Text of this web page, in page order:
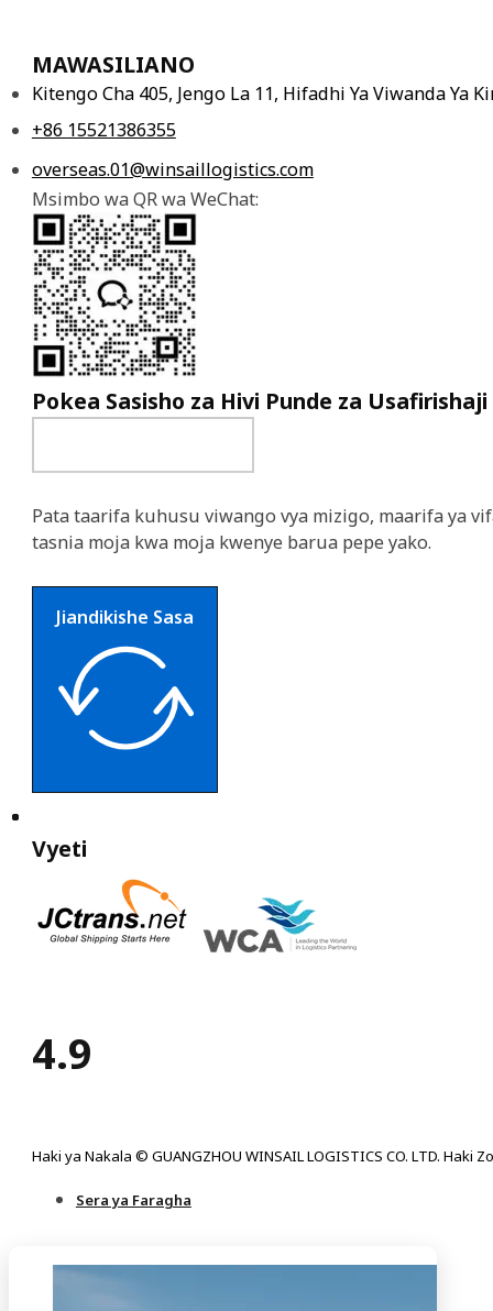
MAWASILIANO
Kitengo Cha 405, Jengo La 11, Hifadhi Ya Viwanda Ya
+86 15521386355
overseas.01@winsaillogistics.com
Msimbo wa QR wa WeChat:
Pokea Sasisho za Hivi Punde za Usafirishaji
Pata taarifa kuhusu viwango vya mizigo, maarifa ya
tasnia moja kwa moja kwenye barua pepe yako.
Jiandikishe Sasa
Vyeti
4.9
Haki ya Nakala © GUANGZHOU WINSAIL LOGISTICS CO. LTD. Haki
Sera ya Faragha